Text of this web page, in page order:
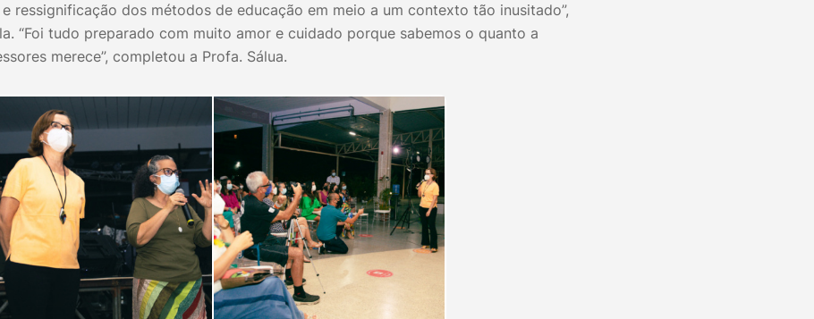
ressignificação dos métodos de educação em meio a um contexto tão inusitado”,
“Foi tudo preparado com muito amor e cuidado porque sabemos o quanto a
merece”, completou a Profa. Sálua.